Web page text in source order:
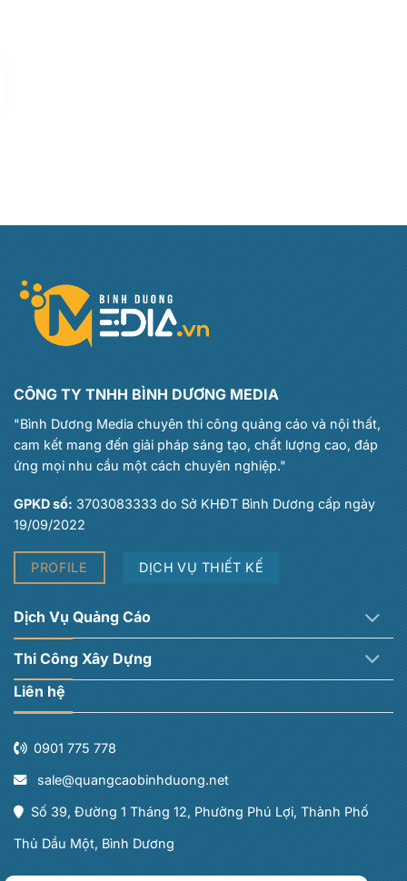
CÔNG TY TNHH BÌNH DƯƠNG MEDIA
"Bình Dương Media chuyên thi công quảng cáo và nội thất,
cam kết mang đến giải pháp sáng tạo, chất lượng cao, đáp
ứng mọi nhu cầu một cách chuyên nghiệp."
GPKD số: 3703083333 do Sở KHĐT Bình Dương cấp ngày
19/09/2022
PROFILE DỊCH VỤ THIẾT KẾ
Dịch Vụ Quảng Cáo
Thi Công Xây Dựng
Liên hệ
0901 775 778
sale@quangcaobinhduong.net
Số 39, Đường 1 Tháng 12, Phường Phú Lợi, Thành Phố
Thủ Dầu Một, Bình Dương